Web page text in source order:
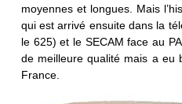
moyennes et longues. Mais
qui est arrivé ensuite dans la
le 625) et le SECAM face au
de meilleure qualité mais a eu
France.